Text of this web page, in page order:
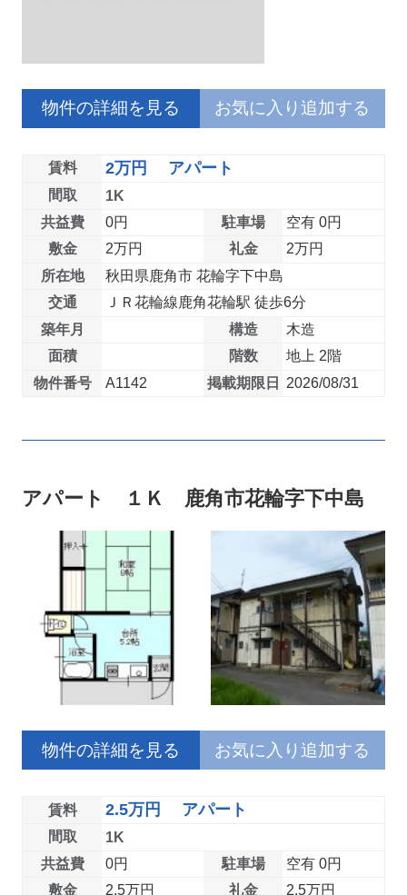
物件の詳細を見る お気に入り追加する
賃料 2万円 アパート
間取
1K
共益費
0円 駐車場
空有 0円
敷金
2万円 礼金
2万円
所在地
秋田県鹿角市 花輪字下中島
交通
ＪＲ花輪線鹿角花輪駅 徒歩6分
築年月
構造
木造
面積
階数
地上 2階
物件番号
A1142 掲載期限日 2026/08/31
アパート １Ｋ 鹿角市花輪字下中島
物件の詳細を見る お気に入り追加する
賃料 2.5万円 アパート
間取
1K
共益費
0円 駐車場
空有 0円
敷金
2.5万円 礼金
2.5万円